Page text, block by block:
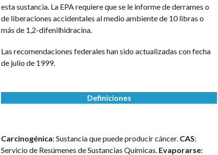
esta sustancia. La EPA requiere que se le informe de derrames o
de liberaciones accidentales al medio ambiente de 10 libras o
más de 1,2-difenilhidracina.
Las recomendaciones federales han sido actualizadas con fecha
de julio de 1999.
Definiciones
Carcinogénica: Sustancia que puede producir cáncer. CAS:
Servicio de Resúmenes de Sustancias Químicas. Evaporarse: